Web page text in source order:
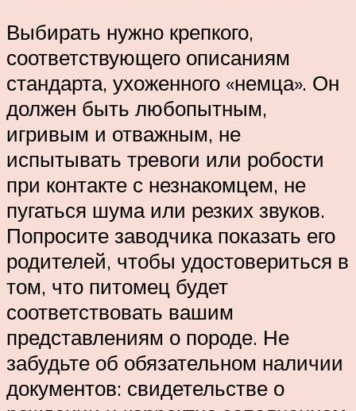
Выбирать нужно крепкого,
соответствующего описаниям
стандарта, ухоженного «немца». Он
должен быть любопытным,
игривым и отважным, не
испытывать тревоги или робости
при контакте с незнакомцем, не
пугаться шума или резких звуков.
Попросите заводчика показать его
родителей, чтобы удостовериться в
том, что питомец будет
соответствовать вашим
представлениям о породе. Не
забудьте об обязательном наличии
документов: свидетельстве о